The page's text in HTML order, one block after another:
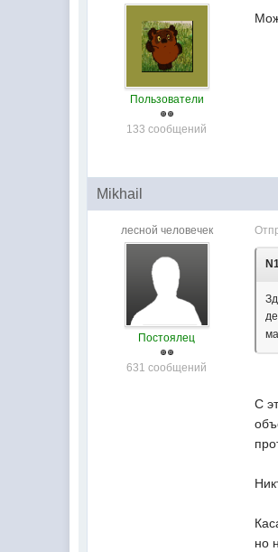
Пользователи
133 сообщений
Mikhail
лесной человечек
Постоялец
631 сообщений
С
но